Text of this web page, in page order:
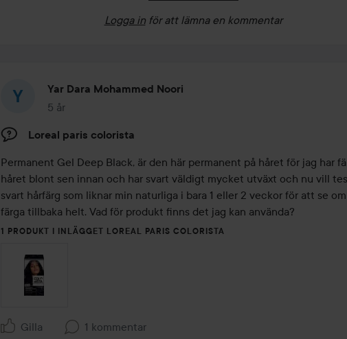
Logga in för att lämna en kommentar
Yar Dara Mohammed Noori
5 år
Inlägget skapades 5 år
Loreal paris colorista
Permanent Gel Deep Black, är den här permanent på håret för jag har
håret blont sen innan och har svart väldigt mycket utväxt och nu vill
svart hårfärg som liknar min naturliga i bara 1 eller 2 veckor för att se
färga tillbaka helt. Vad för produkt finns det jag kan använda?
1 PRODUKT I INLÄGGET LOREAL PARIS COLORISTA
Gilla 1 kommentar